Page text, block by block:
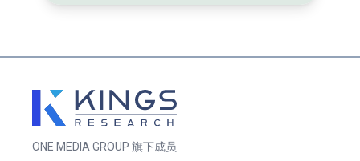
ONE MEDIA GROUP 旗下成员